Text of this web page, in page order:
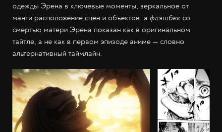
одежды Эрена в ключевые моменты, зеркальное от
манги расположение сцен и объектов, а флэшбек со
смертью матери Эрена показан как в оригинальном
тайтле, а не как в первом эпизоде аниме — словно
альтернативный таймлайн.